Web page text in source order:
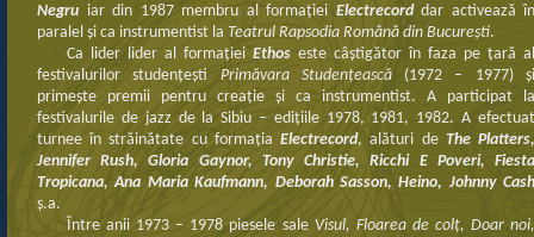
Negru iar din 1987 membru al formaţiei Electrecorddar activează în
paralel şi ca instrumentist la Teatrul Rapsodia Română din Bucureşti.
Ca lider lider al formaţiei Ethos este câştigător în faza pe ţară al
festivalurilor studenţeşti Primăvara Studenţească(1972 – 1977)
primeşte premii pentru creaţie şi ca instrumentist. A participat la
festivalurile de jazz de la Sibiu – ediţiile 1978, 1981, 1982. A efectuat
turnee în străinătate cu formaţiaElectrecord, alături de The
Jennifer Rush, Gloria Gaynor, Tony Christie, Ricchi E Poveri, Fiesta
Tropicana, Ana Maria Kaufmann, Deborah Sasson, Heino, Johnny Cash
ş.a.
Între anii 1973 – 1978 piesele sale Visul, Floarea de colţ, Doar